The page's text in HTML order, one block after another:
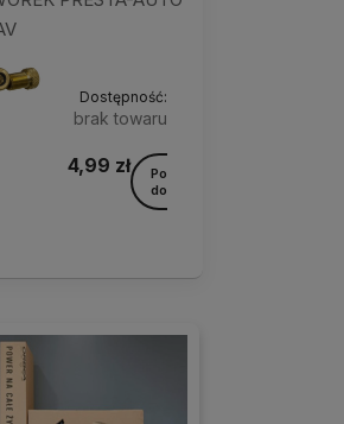
Dostępność:
brak towaru
4,99 złIlość
sztuk:
Powiadom o
dostępności